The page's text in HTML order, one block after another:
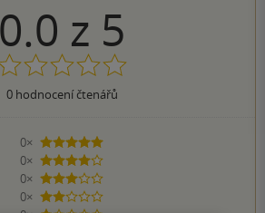
0.0 z 5
0hodnocení čtenářů
0×
5 hvězdiček
0×
4 hvězdičky
0×
3 hvězdičky
0×
2 hvězdičky